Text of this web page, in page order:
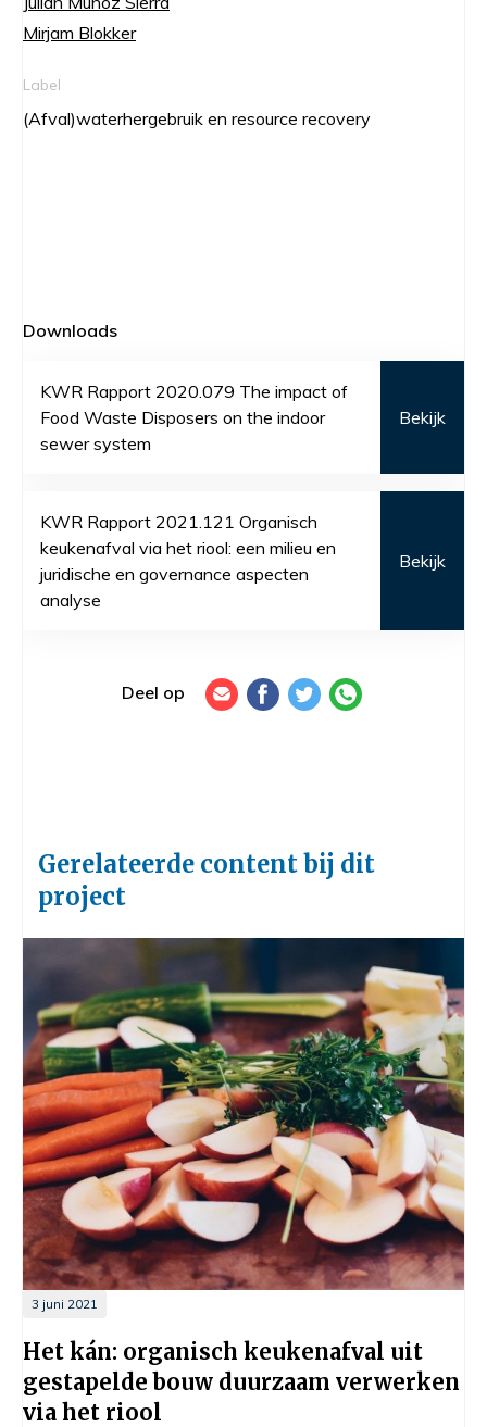
Mirjam Blokker
Label
(Afval)waterhergebruik en resource recovery
Downloads
KWR Rapport 2020.079 The impact of
Food Waste Disposers on the indoor
sewer system
Bekijk
KWR Rapport 2021.121 Organisch
keukenafval via het riool: een milieu en
juridische en governance aspecten
analyse
Bekijk
Deel op
Gerelateerde content bij dit
project
3 juni 2021
Het kán: organisch keukenafval uit
gestapelde bouw duurzaam verwerken
via het riool